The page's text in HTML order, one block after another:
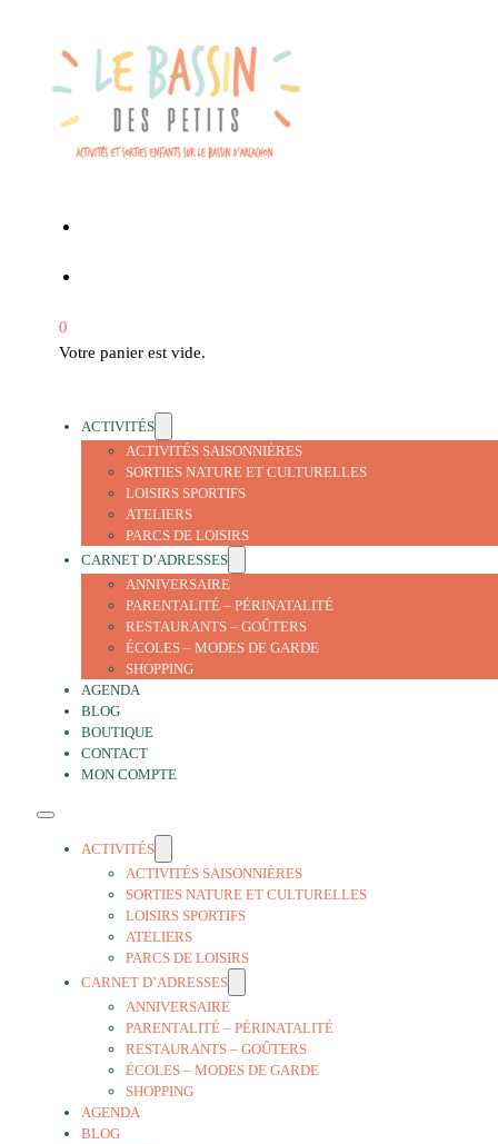
0
Votre panier est vide.
ACTIVITÉS
ACTIVITÉS SAISONNIÈRES
SORTIES NATURE ET CULTURELLES
LOISIRS SPORTIFS
ATELIERS
PARCS DE LOISIRS
CARNET D’ADRESSES
ANNIVERSAIRE
PARENTALITÉ – PÉRINATALITÉ
RESTAURANTS – GOÛTERS
ÉCOLES – MODES DE GARDE
SHOPPING
AGENDA
BLOG
BOUTIQUE
CONTACT
MON COMPTE
ACTIVITÉS
ACTIVITÉS SAISONNIÈRES
SORTIES NATURE ET CULTURELLES
LOISIRS SPORTIFS
ATELIERS
PARCS DE LOISIRS
CARNET D’ADRESSES
ANNIVERSAIRE
PARENTALITÉ – PÉRINATALITÉ
RESTAURANTS – GOÛTERS
ÉCOLES – MODES DE GARDE
SHOPPING
AGENDA
BLOG